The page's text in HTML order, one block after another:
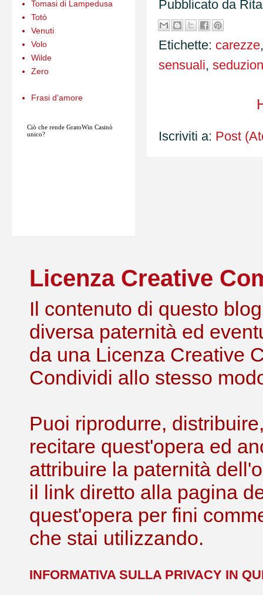
Pubblicato da
Etichette: carezze
sensuali,
Iscriviti a: Post
Tomasi di Lampedusa
Totò
Venuti
Volo
Wilde
Zero
Frasi d'amore
Ciò che rende GratoWin Casinò
unico?
Licenza Creative
Il contenuto di questo
diversa paternità ed
da una Licenza Creative
Condividi allo stesso
Puoi riprodurre,
recitare quest'opera ed
attribuire la paternità
il link diretto alla pagina
quest'opera per fini
che stai utilizzando.
INFORMATIVA SULLA PRIVACY IN